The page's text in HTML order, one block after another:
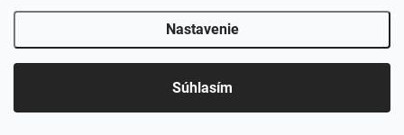
Nastavenie
Súhlasím